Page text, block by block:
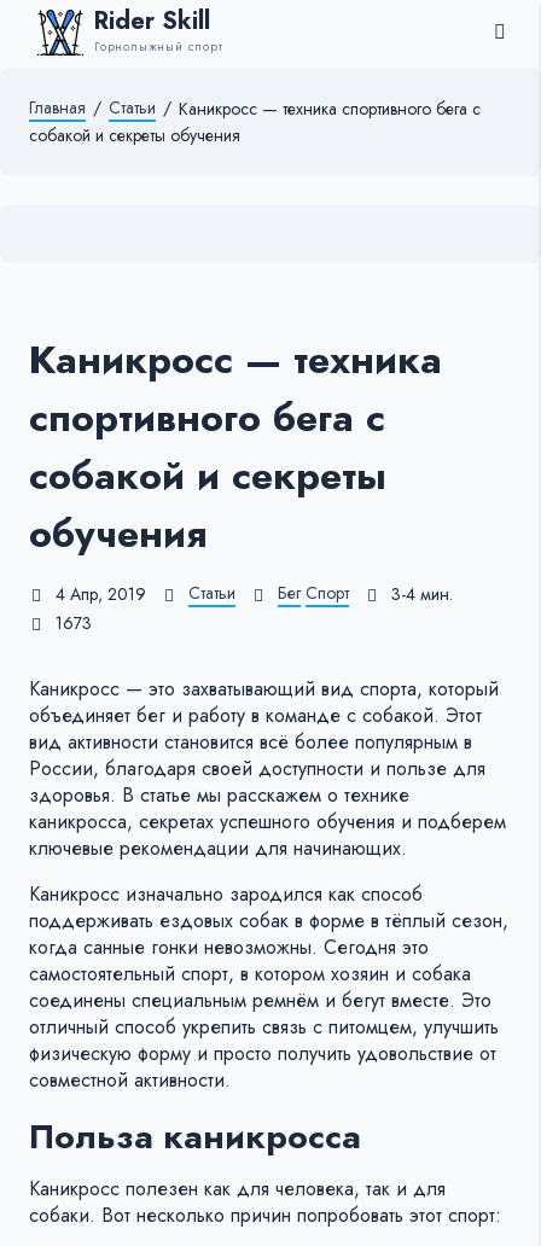
Rider Skill
Горнолыжный спорт
Главная / Статьи / Каникросс — техника спортивного бега с
собакой и секреты обучения
Каникросс — техника
спортивного бега с
собакой и секреты
обучения
4 Апр, 2019 Статьи Бег Спорт
3-4 мин.
1673
Каникросс — это захватывающий вид спорта, который
объединяет бег и работу в команде с собакой. Этот
вид активности становится всё более популярным в
России, благодаря своей доступности и пользе для
здоровья. В статье мы расскажем о технике
каникросса, секретах успешного обучения и подберем
ключевые рекомендации для начинающих.
Каникросс изначально зародился как способ
поддерживать ездовых собак в форме в тёплый сезон,
когда санные гонки невозможны. Сегодня это
самостоятельный спорт, в котором хозяин и собака
соединены специальным ремнём и бегут вместе. Это
отличный способ укрепить связь с питомцем, улучшить
физическую форму и просто получить удовольствие от
совместной активности.
Польза каникросса
Каникросс полезен как для человека, так и для
собаки. Вот несколько причин попробовать этот спорт: